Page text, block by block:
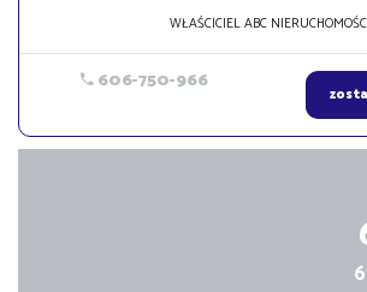
WŁAŚCICIEL ABC
606-750-966